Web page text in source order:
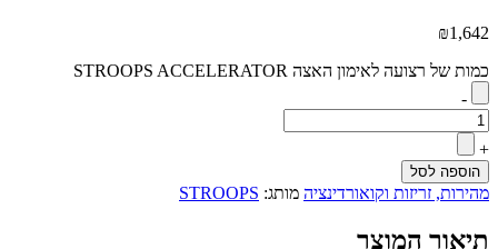
₪1,642
כמות של רצועה לאימון האצה STROOPS ACCELERATOR
-
+
הוספה לסל
מהירות, זריזות וקואורדינציה מותג: STROOPS
תיאור המוצר